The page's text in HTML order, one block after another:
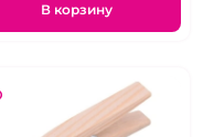
В корзину